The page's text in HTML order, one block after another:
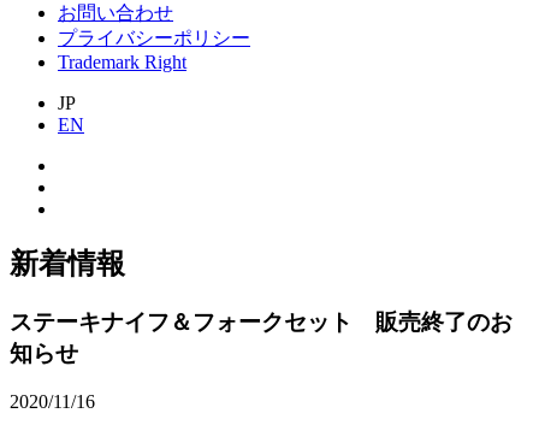
お問い合わせ
プライバシーポリシー
Trademark Right
JP
EN
新着情報
ステーキナイフ＆フォークセット 販売終了のお
知らせ
2020/11/16